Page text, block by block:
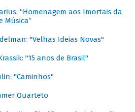
“Homenagem aos Imortais da
Música”
"Velhas Ideias Novas"
"15 anos de Brasil"
"Caminhos"
Quarteto